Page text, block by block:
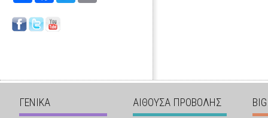
ΓΕΝΙΚΑ ΑΙΘΟΥΣΑ ΠΡΟΒΟΛΗΣ